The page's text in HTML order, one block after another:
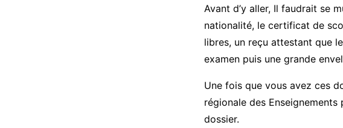
Avant d’y aller, Il faudrait se
nationalité, le certificat de
libres, un reçu attestant que
examen puis une grande
Une fois que vous avez ces
régionale des
dossier.